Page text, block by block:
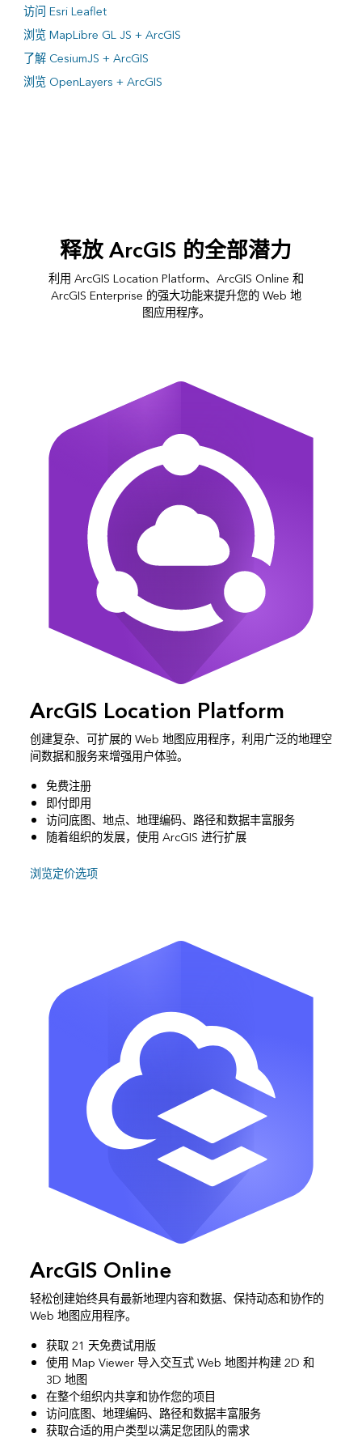
访问 Esri Leaflet
浏览 MapLibre GL JS + ArcGIS
了解 CesiumJS + ArcGIS
浏览 OpenLayers + ArcGIS
释放 ArcGIS 的全部潜力
利用 ArcGIS Location Platform、ArcGIS Online 和
ArcGIS Enterprise 的强大功能来提升您的 Web 地
图应用程序。
ArcGIS Location Platform
创建复杂、可扩展的 Web 地图应用程序，利用广泛的地理空
间数据和服务来增强用户体验。
免费注册
即付即用
访问底图、地点、地理编码、路径和数据丰富服务
随着组织的发展，使用 ArcGIS 进行扩展
浏览定价选项
ArcGIS Online
轻松创建始终具有最新地理内容和数据、保持动态和协作的
Web 地图应用程序。
获取 21 天免费试用版
使用 Map Viewer 导入交互式 Web 地图并构建 2D 和
3D 地图
在整个组织内共享和协作您的项目
访问底图、地理编码、路径和数据丰富服务
获取合适的用户类型以满足您团队的需求